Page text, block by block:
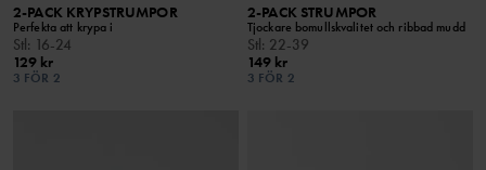
2-PACK KRYPSTRUMPOR
Perfekta att krypa i
Stl: 16-24
129 kr
3 FÖR 2
2-PACK STRUMPOR
Tjockare bomullskvalitet och ribbad mudd
Stl: 22-39
149 kr
3 FÖR 2